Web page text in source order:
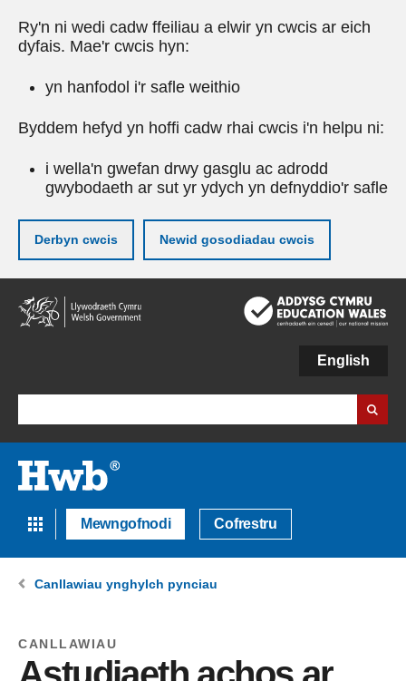
Ry'n ni wedi cadw ffeiliau a elwir yn cwcis ar eich
dyfais. Mae'r cwcis hyn:
yn hanfodol i'r safle weithio
Byddem hefyd yn hoffi cadw rhai cwcis i'n helpu ni:
i wella'n gwefan drwy gasglu ac adrodd
gwybodaeth ar sut yr ydych yn defnyddio'r safle
Derbyn cwcis Newid gosodiadau cwcis
Neidio
i'r
prif
English
Mewngofnodi Cofrestru
Canllawiau ynghylch pynciau
CANLLAWIAU